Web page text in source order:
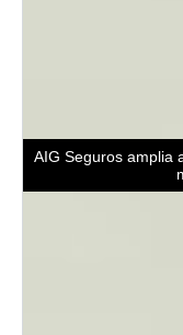
AIG Seguros amplia